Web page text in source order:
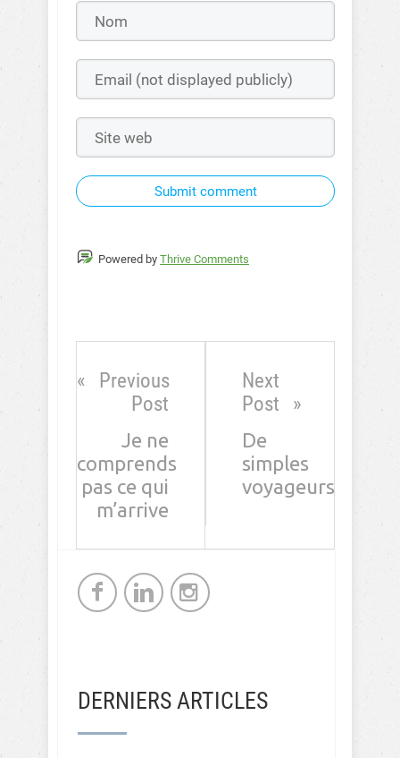
Submit comment
Powered by Thrive Comments
Previous
Post
Je ne
comprends
pas ce qui
m’arrive
Next
Post
De
simples
voyageurs
DERNIERS ARTICLES